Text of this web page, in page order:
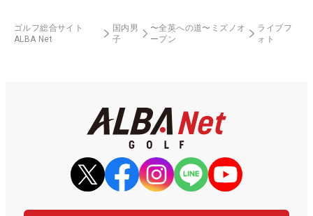
ゴルフ総合サイト
ALBA Net
国内男
子
〜全英への道〜ミズノオ
ープン
ライブフ
ォト